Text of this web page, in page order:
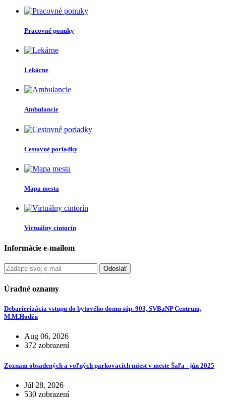
Pracovné ponuky
Lekárne
Ambulancie
Cestovné poriadky
Mapa mesta
Virtuálny cintorín
Informácie e-mailom
Odoslať
Úradné oznamy
Debarierizácia vstupu do bytového domu súp. 903, SVBaNP Centrum,
M.M.Hodžu
Aug 06, 2026
372 zobrazení
Zoznam obsadených a voľných parkovacích miest v meste Šaľa - jún 2025
Júl 28, 2026
530 zobrazení